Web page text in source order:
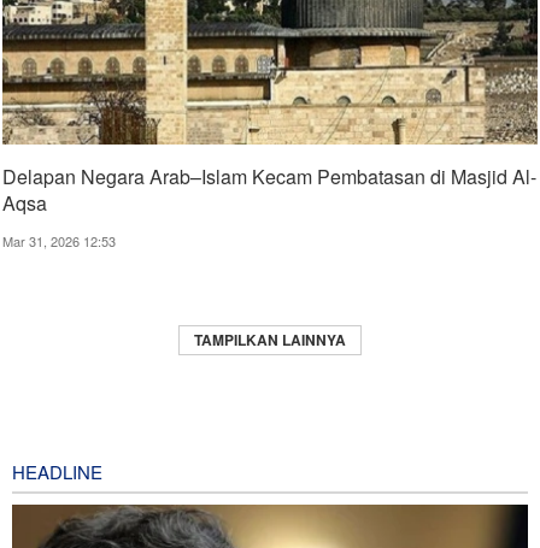
Delapan Negara Arab–Islam Kecam Pembatasan di Masjid Al-
Aqsa
Mar 31, 2026 12:53
TAMPILKAN LAINNYA
HEADLINE